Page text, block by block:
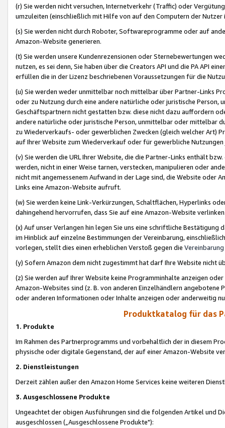
(r) Sie werden nicht versuchen, Internetverkehr (Traffic) oder
umzuleiten (einschließlich mit Hilfe von auf den Computern der
(s) Sie werden nicht durch Roboter, Softwareprogramme oder auf
Amazon-Website generieren.
(t) Sie werden unsere Kundenrezensionen oder Sternebewertungen
nutzen, es sei denn, Sie haben über die Creators API und die PA API
erfüllen die in der Lizenz beschriebenen Voraussetzungen für die
(u) Sie werden weder unmittelbar noch mittelbar über Partner-Links
oder zu Nutzung durch eine andere natürliche oder juristische
Geschäftspartnern nicht gestatten bzw. diese nicht dazu auffordern
andere natürliche oder juristische Person, unmittelbar oder mittelbar
zu Wiederverkaufs- oder gewerblichen Zwecken (gleich welcher Art)
auf Ihrer Website zum Wiederverkauf oder für gewerbliche
(v) Sie werden die URL Ihrer Website, die die Partner-Links enthält
werden, nicht in einer Weise tarnen, verstecken, manipulieren oder
nicht mit angemessenem Aufwand in der Lage sind, die Website oder
Links eine Amazon-Website aufruft.
(w) Sie werden keine Link-Verkürzungen, Schaltflächen, Hyperlinks
dahingehend hervorrufen, dass Sie auf eine Amazon-Website
(x) Auf unser Verlangen hin legen Sie uns eine schriftliche
im Hinblick auf einzelne Bestimmungen der Vereinbarung,
vorlegen, stellt dies einen erheblichen Verstoß gegen die Vereinbarung
(y) Sofern Amazon dem nicht zugestimmt hat darf Ihre Website nicht
(z) Sie werden auf Ihrer Website keine Programminhalte anzeigen
Amazon-Websites sind (z. B. von anderen Einzelhändlern
oder anderen Informationen oder Inhalte anzeigen oder anderweitig
Produktkatalog für das
1. Produkte
Im Rahmen des Partnerprogramms und vorbehaltlich der in diesem
physische oder digitale Gegenstand, der auf einer Amazon-Website
2. Dienstleistungen
Derzeit zählen außer den Amazon Home Services keine weiteren
3. Ausgeschlossene Produkte
Ungeachtet der obigen Ausführungen sind die folgenden Artikel und
ausgeschlossen („Ausgeschlossene Produkte"):